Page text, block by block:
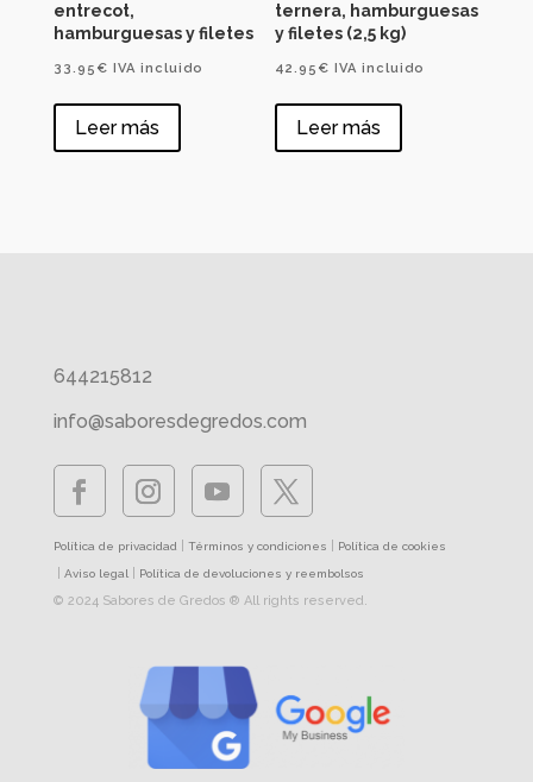
entrecot,
hamburguesas y filetes
33.95 € IVA incluido
Leer más
ternera, hamburguesas
y filetes (2,5 kg)
42.95 € IVA incluido
Leer más
644215812
info@saboresdegredos.com
Política de privacidad Términos y condiciones Política de cookies
Aviso legal| Política de devoluciones y reembolsos
© 2024 Sabores de Gredos ® All rights reserved.